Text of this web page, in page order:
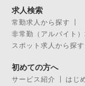
求人検索
常勤求人から探す
非常勤（アルバイト
スポット求人から探す
初めての方へ
サービス紹介
はじ